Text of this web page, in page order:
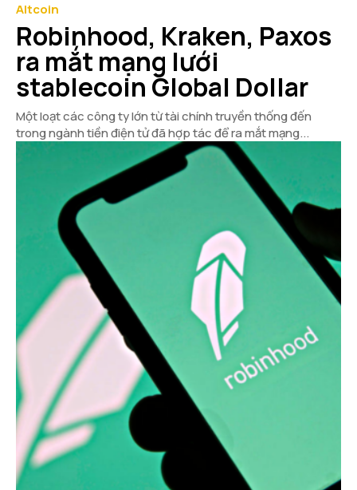
Altcoin
Robinhood, Kraken, Paxos
ra mắt mạng lưới
stablecoin Global Dollar
Một loạt các công ty lớn từ tài chính truyền thống đến
trong ngành tiền điện tử đã hợp tác để ra mắt mạng...